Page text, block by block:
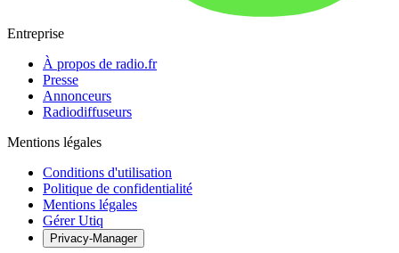
Entreprise
À propos de radio.fr
Presse
Annonceurs
Radiodiffuseurs
Mentions légales
Conditions d'utilisation
Politique de confidentialité
Mentions légales
Gérer Utiq
Privacy-Manager